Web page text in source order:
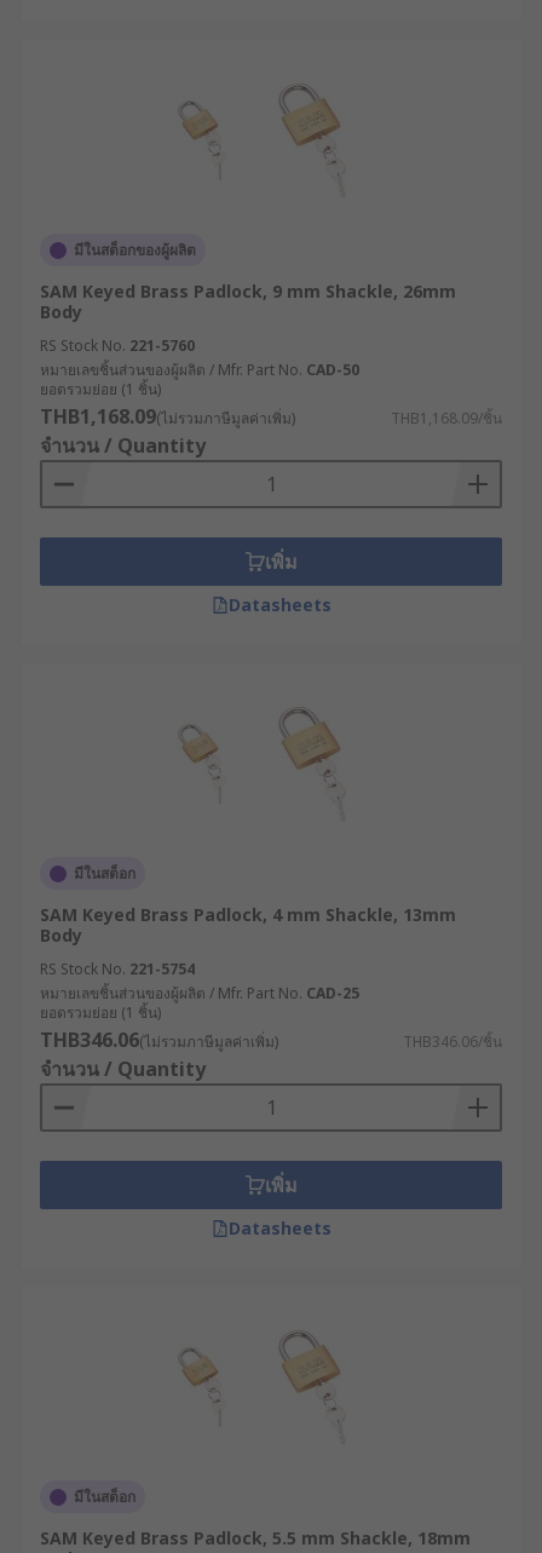
มีในสต็อกของผู้ผลิต
SAM Keyed Brass Padlock, 9 mm Shackle, 26mm
Body
RS Stock No. 221-5760
หมายเลขชิ้นส่วนของผู้ผลิต / Mfr. Part No. CAD-50
ยอดรวมย่อย (1 ชิ้น)
THB1,168.09(ไม่รวมภาษีมูลค่าเพิ่ม) THB1,168.09/ชิ้น
จำนวน / Quantity
เพิ่ม
Datasheets
มีในสต็อก
SAM Keyed Brass Padlock, 4 mm Shackle, 13mm
Body
RS Stock No. 221-5754
หมายเลขชิ้นส่วนของผู้ผลิต / Mfr. Part No. CAD-25
ยอดรวมย่อย (1 ชิ้น)
THB346.06(ไม่รวมภาษีมูลค่าเพิ่ม) THB346.06/ชิ้น
จำนวน / Quantity
เพิ่ม
Datasheets
มีในสต็อก
SAM Keyed Brass Padlock, 5.5 mm Shackle, 18mm